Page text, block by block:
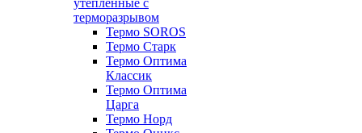
утепленные с
терморазрывом
Термо SOROS
Термо Старк
Термо Оптима
Классик
Термо Оптима
Царга
Термо Норд